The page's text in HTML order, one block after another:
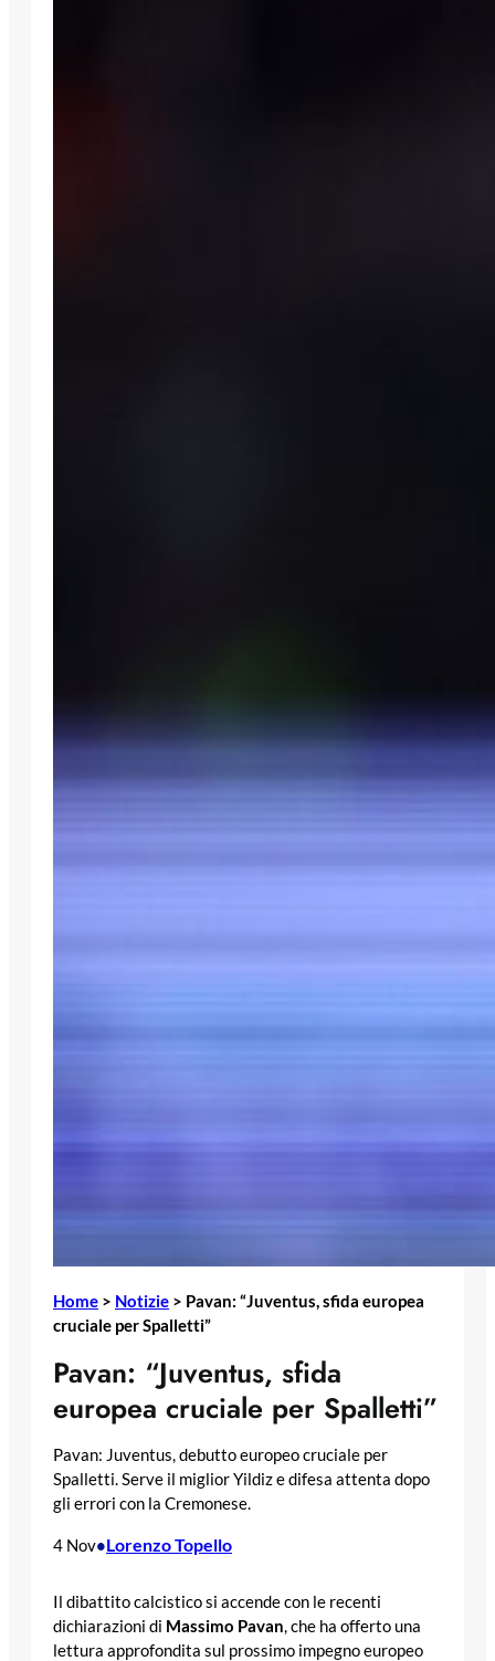
Home > Notizie > Pavan: “Juventus, sfida europea
cruciale per Spalletti”
Pavan: “Juventus, sfida
europea cruciale per Spalletti”
Pavan: Juventus, debutto europeo cruciale per
Spalletti. Serve il miglior Yildiz e difesa attenta dopo
gli errori con la Cremonese.
4 Nov•Lorenzo Topello
Il dibattito calcistico si accende con le recenti
dichiarazioni di Massimo Pavan, che ha offerto una
lettura approfondita sul prossimo impegno europeo